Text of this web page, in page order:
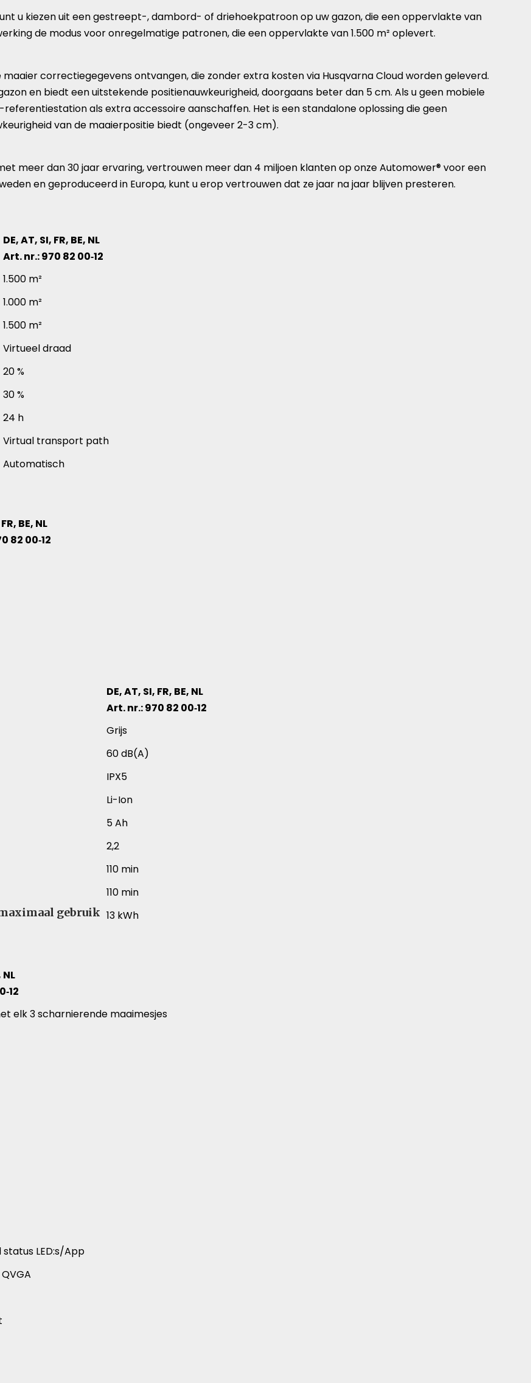
u kiezen uit een gestreept-, dambord- of driehoekpatroon op uw gazon, die een oppervlakte van
de modus voor onregelmatige patronen, die een oppervlakte van 1.500 m² oplevert.
correctiegegevens ontvangen, die zonder extra kosten via Husqvarna Cloud worden geleverd.
en biedt een uitstekende positienauwkeurigheid, doorgaans beter dan 5 cm. Als u geen mobiele
referentiestation als extra accessoire aanschaffen. Het is een standalone oplossing die geen
van de maaierpositie biedt (ongeveer 2-3 cm).
meer dan 30 jaar ervaring, vertrouwen meer dan 4 miljoen klanten op onze Automower® voor een
en geproduceerd in Europa, kunt u erop vertrouwen dat ze jaar na jaar blijven presteren.
productartikelen
DE, AT, SI, FR, BE, NL
Art. nr.: 970 82 00‑12
1.500 m²
1.000 m²
1.500 m²
Virtueel draad
20 %
30 %
24 h
Virtual transport path
Automatisch
productartikelen
BE, NL
82 00‑12
productartikelen
DE, AT, SI, FR, BE, NL
Art. nr.: 970 82 00‑12
Grijs
60 dB(A)
IPX5
Li-Ion
5 Ah
2,2
110 min
110 min
gebruik 13 kWh
productartikelen
NL
elk 3 scharnierende maaimesjes
productartikelen
LED:s/App